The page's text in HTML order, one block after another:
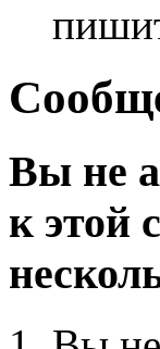
Вы не
к этой